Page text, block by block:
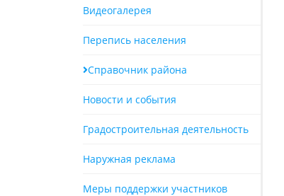
Видеогалерея
Перепись населения
Справочник района
Новости и события
Градостроительная деятельность
Наружная реклама
Меры поддержки участников